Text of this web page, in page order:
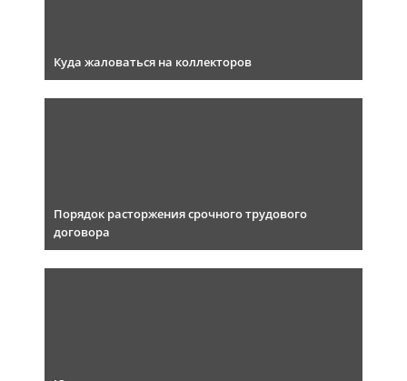
Куда жаловаться на коллекторов
Порядок расторжения срочного трудового
договора